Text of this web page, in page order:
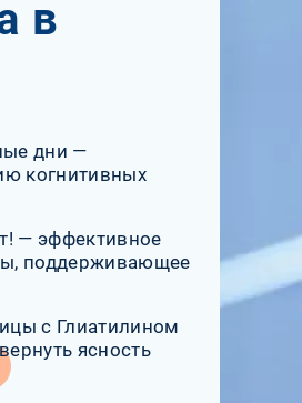
в
дни —
когнитивных
— эффективное
поддерживающее
с Глиатилином
ясность